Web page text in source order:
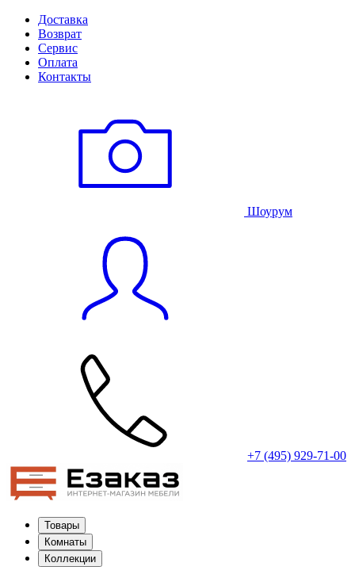
Доставка
Возврат
Сервис
Оплата
Контакты
Шоурум
+7 (495) 929-71-00
Товары
Комнаты
Коллекции